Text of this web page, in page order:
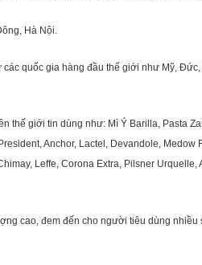
Hà Nội.
quốc gia hàng đầu thế giới như Mỹ, Đức,
thế giới tin dùng như: Mì Ý Barilla, Pasta
Anchor, Lactel, Devandole, Medow
Leffe, Corona Extra, Pilsner
cao, đem đến cho người tiêu dùng nhiều